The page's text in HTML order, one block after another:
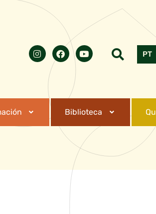
PT
Biblioteca